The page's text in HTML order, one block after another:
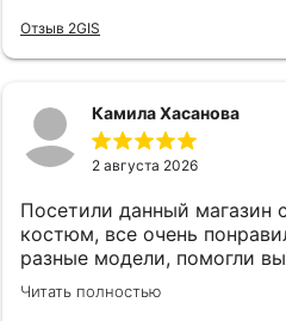
Отзыв 2GIS
Камила Хасанова
2 августа 2026
Посетили данный магазин
костюм, все очень
разные модели, помогли
аксессуары. Все быстро и
руководству и
Читать полностью